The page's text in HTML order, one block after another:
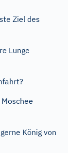
Ziel des
Lunge
König von